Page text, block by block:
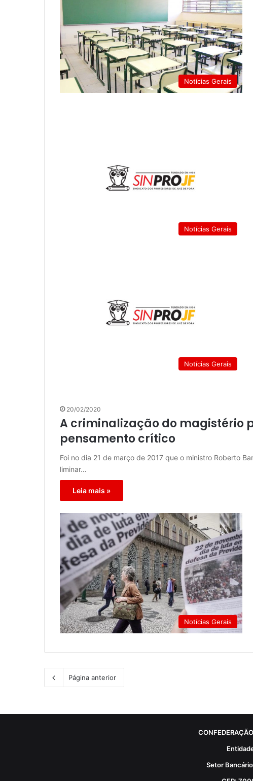
Notícias Gerais
Notícias Gerais
Notícias Gerais
20/02/2020
A criminalização do magistério
pensamento crítico
Foi no dia 21 de março de 2017 que o ministro Roberto
liminar…
Leia mais »
Notícias Gerais
Página anterior
Setor